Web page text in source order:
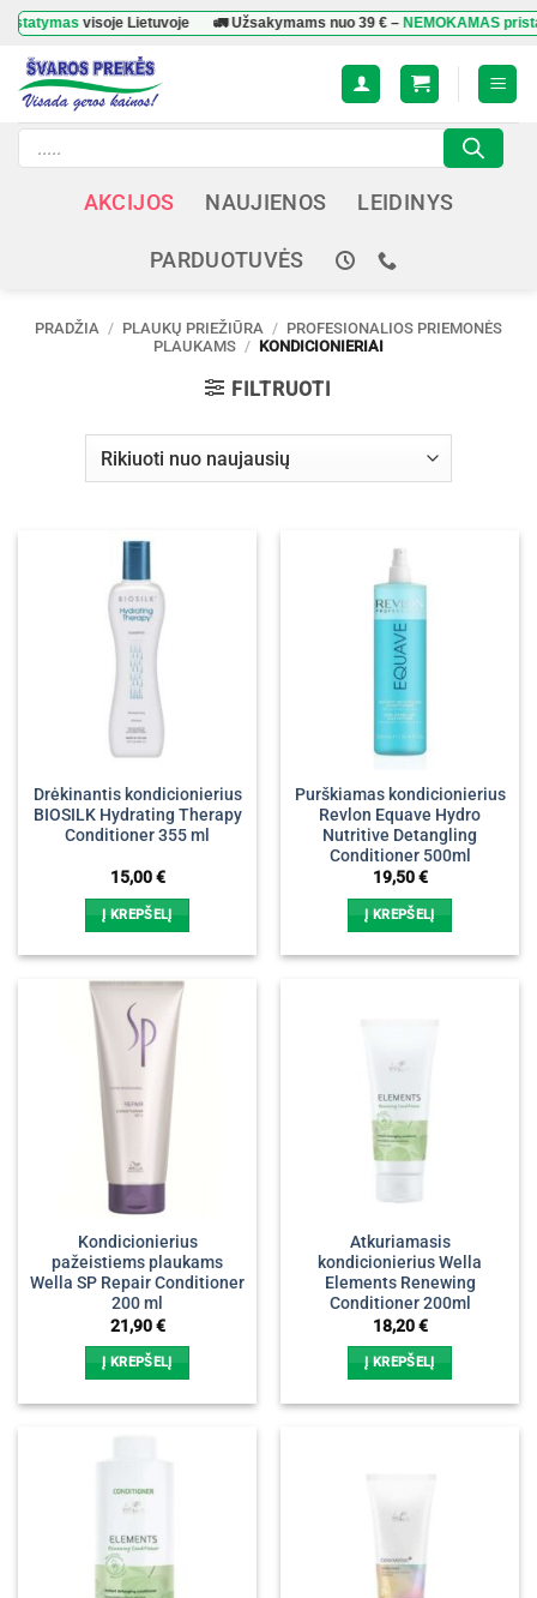
Skip
content
visoje Lietuvoje 🚛 Užsakymams nuo39 €–NEMOKAMAS pristatymas
Products
search
AKCIJOS NAUJIENOS LEIDINYS
PARDUOTUVĖS
PRADŽIA / PLAUKŲ PRIEŽIŪRA / PROFESIONALIOS PRIEMONĖS
PLAUKAMS / KONDICIONIERIAI
FILTRUOTI
Drėkinantis kondicionierius
BIOSILK Hydrating Therapy
Conditioner 355 ml
15,00€
Į KREPŠELĮ
Purškiamas kondicionierius
Revlon Equave Hydro
Nutritive Detangling
Conditioner 500ml
19,50€
Į KREPŠELĮ
Kondicionierius
pažeistiems plaukams
Wella SP Repair Conditioner
200 ml
21,90€
Į KREPŠELĮ
Atkuriamasis
kondicionierius Wella
Elements Renewing
Conditioner 200ml
18,20€
Į KREPŠELĮ